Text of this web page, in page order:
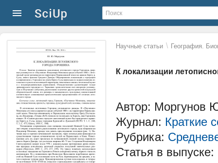
Научные статьи \ География.
К локализации
Автор: Моргунов
Журнал: Краткие
Рубрика:
Статья в выпуске: